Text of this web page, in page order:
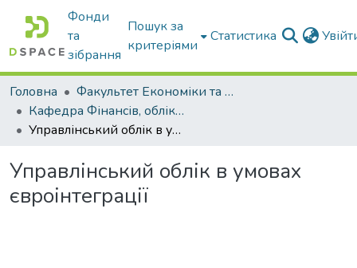
Фонди
та
зібрання
Пошук за
критеріями
Статистика
Головна
Факультет Економіки та бізнесу
Кафедра Фінансів, обліку і оподаткування
Управлінський облік в умовах євроінтеграції
Управлінський облік в умовах
євроінтеграції